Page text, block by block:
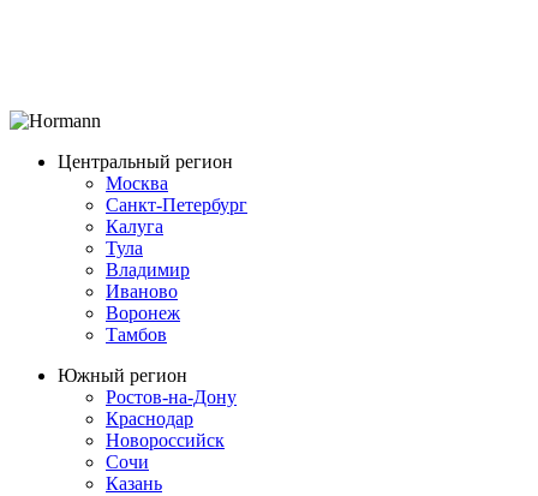
Центральный регион
Москва
Санкт-Петербург
Калуга
Тула
Владимир
Иваново
Воронеж
Тамбов
Южный регион
Ростов-на-Дону
Краснодар
Новороссийск
Сочи
Казань